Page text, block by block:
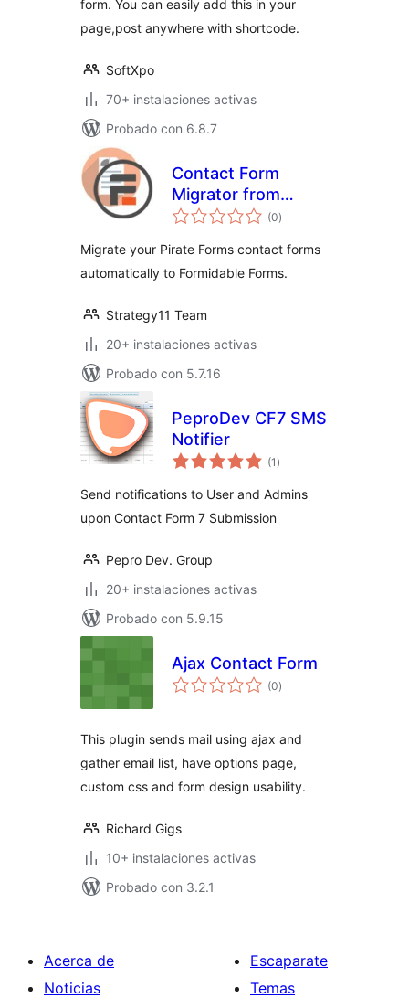
form. You can easily add this in your
page,post anywhere with shortcode.
SoftXpo
70+ instalaciones activas
Probado con 6.8.7
Contact Form
Migrator from
Pirate Forms to
(0valoraciones
en
)
Migrate your Pirate Forms contact forms
automatically to Formidable Forms.
Strategy11 Team
20+ instalaciones activas
Probado con 5.7.16
PeproDev CF7 SMS
Notifier
(1 valoraciones
en
)
Send notifications to User and Admins
upon Contact Form 7 Submission
Pepro Dev. Group
20+ instalaciones activas
Probado con 5.9.15
Ajax Contact Form
(0valoraciones
en
)
This plugin sends mail using ajax and
gather email list, have options page,
custom css and form design usability.
Richard Gigs
10+ instalaciones activas
Probado con 3.2.1
Acerca de
Noticias
Escaparate
Temas